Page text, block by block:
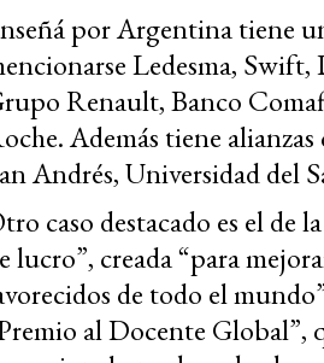
por Argentina tiene
Ledesma,
Renault, Banco
Además tiene
Andrés, Universidad del
caso destacado es el de
lucro”, creada “para
de todo el
al Docente Global”,